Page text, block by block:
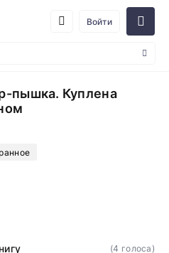
Войти
пышка. Куплена
(4 голоса)